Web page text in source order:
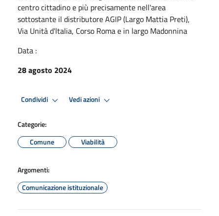
centro cittadino e più precisamente nell'area
sottostante il distributore AGIP (Largo Mattia Preti),
Via Unità d'ltalia, Corso Roma e in largo Madonnina
Data :
28 agosto 2024
Condividi Vedi azioni
Categorie:
Comune
Viabilità
Argomenti:
Comunicazione istituzionale